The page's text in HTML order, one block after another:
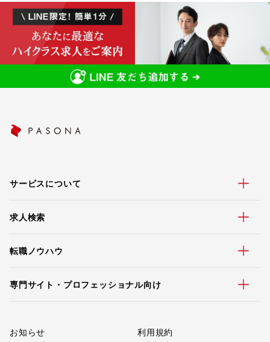
サービスについて
求人検索
転職ノウハウ
専門サイト・プロフェッショナル向け
お知らせ 利用規約